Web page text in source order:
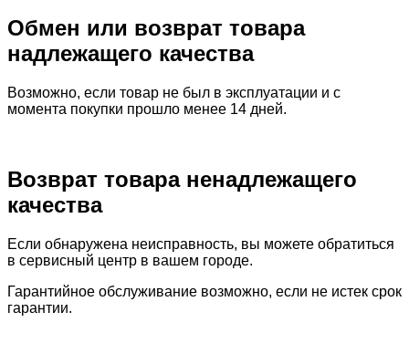
Обмен или возврат товара
надлежащего качества
Возможно, если товар не был в эксплуатации и с
момента покупки прошло менее 14 дней.
Возврат товара ненадлежащего
качества
Если обнаружена неисправность, вы можете обратиться
в сервисный центр в вашем городе.
Гарантийное обслуживание возможно, если не истек срок
гарантии.